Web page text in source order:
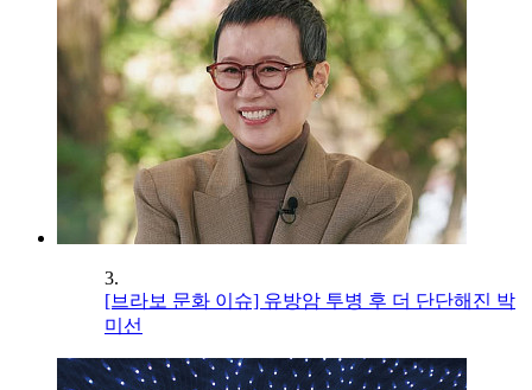
3.
[브라보 문화 이슈] 유방암 투병 후 더 단단해진 박
미선